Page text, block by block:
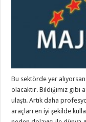
Bu sektörde yer
olacaktır. Bildiğimiz gibi
ulaştı. Artık daha
araçları en iyi şekilde